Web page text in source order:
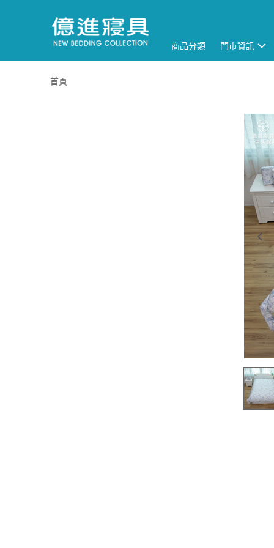
商品分類 門市資訊
首頁